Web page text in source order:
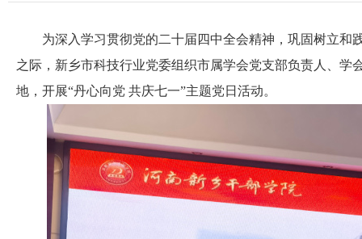
为深入学习贯彻党的二十届四中全会精神，巩固树立和
之际，新乡市科技行业党委组织市属学会党支部负责人、
地，开展“丹心向党 共庆七一”主题党日活动。